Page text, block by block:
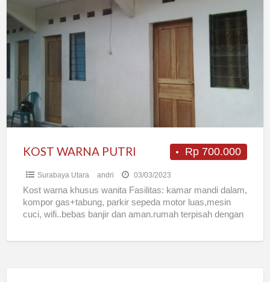
WARNA
PUTRI
Rp 700.000
KOST WARNA PUTRI
Surabaya Utara andri 03/03/2023
Kost warna khusus wanita Fasilitas: kamar mandi dalam,
kompor gas+tabung, parkir sepeda motor luas,mesin
cuci, wifi..bebas banjir dan aman.rumah terpisah dengan